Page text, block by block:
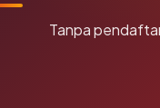
Tanpa